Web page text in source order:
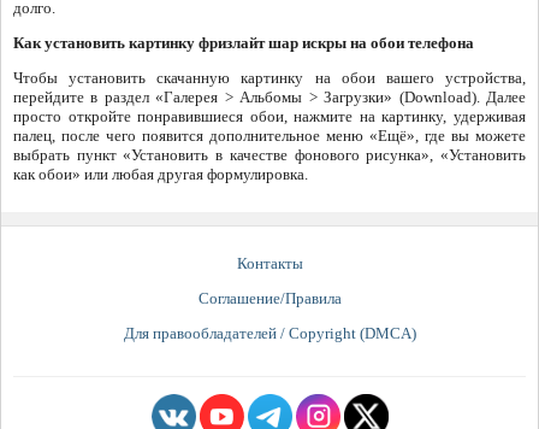
долго.
Как установить картинку фризлайт шар искры на обои телефона
Чтобы установить скачанную картинку на обои вашего устройства,
перейдите в раздел «Галерея > Альбомы > Загрузки» (Download). Далее
просто откройте понравившиеся обои, нажмите на картинку, удерживая
палец, после чего появится дополнительное меню «Ещё», где вы можете
выбрать пункт «Установить в качестве фонового рисунка», «Установить
как обои» или любая другая формулировка.
Контакты
Соглашение/Правила
Для правообладателей / Copyright (DMCA)